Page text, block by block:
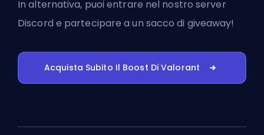
In alternativa, puoientrare nel nostro server
Discord e partecipare a un sacco di giveaway!
Acquista Subito Il Boost Di Valorant